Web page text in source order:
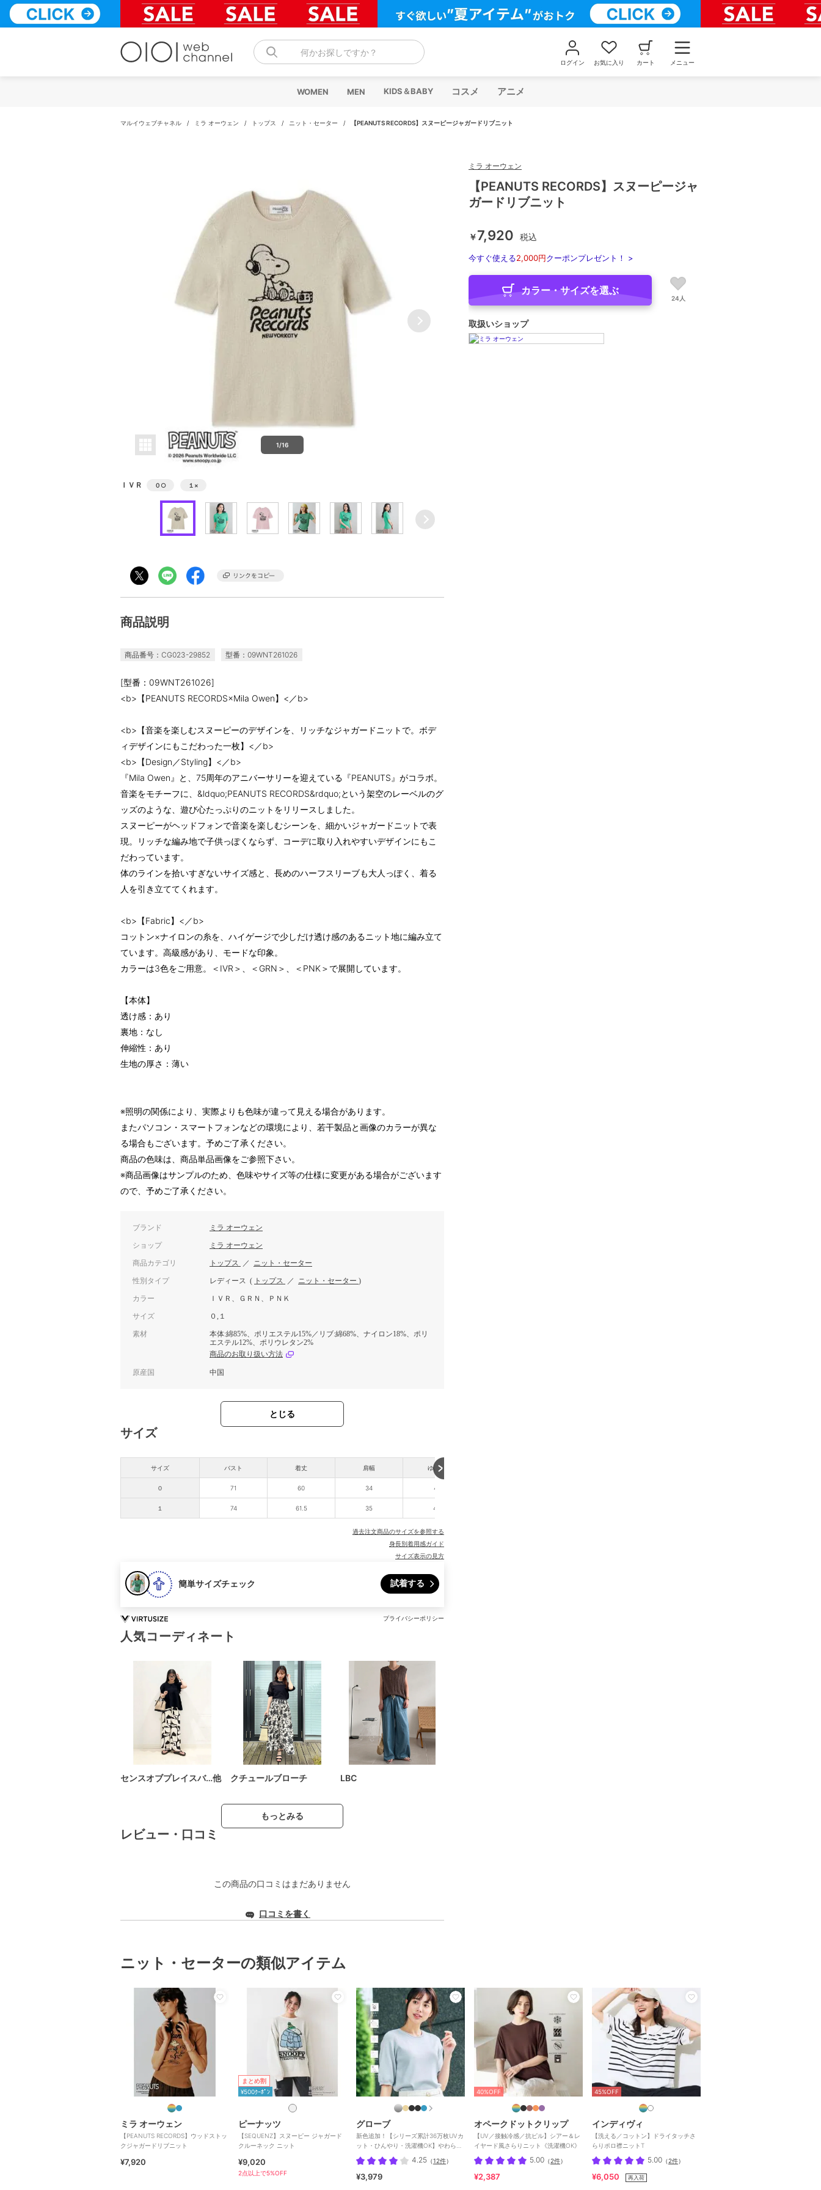
テ
何かお探しですか？
ログイン お気に入り カート メニュー
WOMEN MEN KIDS＆BABY コスメ アニメ
マルイウェブチャネル / ミラ オーウェン / トップス / ニット・セーター / 【PEANUTS RECORDS】スヌーピージャガードリブニット
1/16
ＩＶＲ ０○ １ ×
商品説明
商品番号：CG023-29852 型番：09WNT261026
[型番：09WNT261026]
<b>【PEANUTS RECORDS×Mila Owen】<／b>
<b>【音楽を楽しむスヌーピーのデザインを、リッチなジャガードニットで。ボデ
ィデザインにもこだわった一枚】<／b>
<b>【Design／Styling】<／b>
『Mila Owen』と、75周年のアニバーサリーを迎えている『PEANUTS』がコラボ。
音楽をモチーフに、&ldquo;PEANUTS RECORDS&rdquo;という架空のレーベルのグ
ッズのような、遊び心たっぷりのニットをリリースしました。
スヌーピーがヘッドフォンで音楽を楽しむシーンを、細かいジャガードニットで表
現。リッチな編み地で子供っぽくならず、コーデに取り入れやすいデザインにもこ
だわっています。
体のラインを拾いすぎないサイズ感と、長めのハーフスリーブも大人っぽく、着る
人を引き立ててくれます。
<b>【Fabric】<／b>
コットン×ナイロンの糸を、ハイゲージで少しだけ透け感のあるニット地に編み立て
ています。高級感があり、モードな印象。
カラーは3色をご用意。＜IVR＞、＜GRN＞、＜PNK＞で展開しています。
【本体】
透け感：あり
裏地：なし
伸縮性：あり
生地の厚さ：薄い
※照明の関係により、実際よりも色味が違って見える場合があります。
またパソコン・スマートフォンなどの環境により、若干製品と画像のカラーが異な
る場合もございます。予めご了承ください。
商品の色味は、商品単品画像をご参照下さい。
※商品画像はサンプルのため、色味やサイズ等の仕様に変更がある場合がございます
ので、予めご了承ください。
ブランド ミラ オーウェン
ショップ ミラ オーウェン
商品カテゴリ トップス ／ ニット・セーター
性別タイプ レディース ( トップス ／ ニット・セーター )
カラー ＩＶＲ、ＧＲＮ、ＰＮＫ
サイズ ０,１
素材
本体:綿85%、ポリエステル15%／リブ:綿68%、ナイロン18%、ポリ
エステル12%、ポリウレタン2%
商品のお取り扱い方法
原産国 中国
とじる
サイズ
サイズ
０
１
バスト 着丈 肩幅 ゆき丈
71 60 34 41
74 61.5 35 42
過去注文商品のサイズを参照する
身長別着用感ガイド
サイズ表示の見方
簡単サイズチェック 試着する
プライバシーポリシー
人気コーディネート
センスオブプレイスバ…他 クチュールブローチ LBC
もっとみる
レビュー・口コミ
この商品の口コミはまだありません
口コミを書く
ミラ オーウェン
【PEANUTS RECORDS】スヌーピージャ
ガードリブニット
￥7,920 税込
今すぐ使える2,000円クーポンプレゼント！ >
カラー・サイズを選ぶ
24人
取扱いショップ
ニット・セーターの類似アイテム
ミラ オーウェン
【PEANUTS RECORDS】ウッドストッ
クジャガードリブニット
¥7,920
まとめ割
¥500ｸｰﾎﾟﾝ
ピーナッツ
【SEQUENZ】スヌーピー ジャガード
クルーネック ニット
¥9,020
2点以上で5%OFF
グローブ
新色追加！【シリーズ累計36万枚UVカ
ット・ひんやり・洗濯機OK】やわらか
ドライタッチ 五分袖ニット
4.25 （12件）
¥3,979
40%OFF
オペークドットクリップ
【UV／接触冷感／抗ピル】シアー＆レ
イヤード風さらりニット《洗濯機OK》
5.00 （2件）
¥2,387
45%OFF
インディヴィ
【洗える／コットン】ドライタッチさ
らりポロ襟ニットT
5.00 （2件）
¥6,050 再入荷